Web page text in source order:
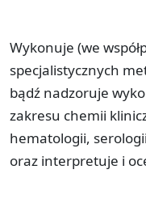
Wykonuje (we
specjalistycznych
bądź nadzoruje
zakresu chemii
hematologii,
oraz interpretuje i